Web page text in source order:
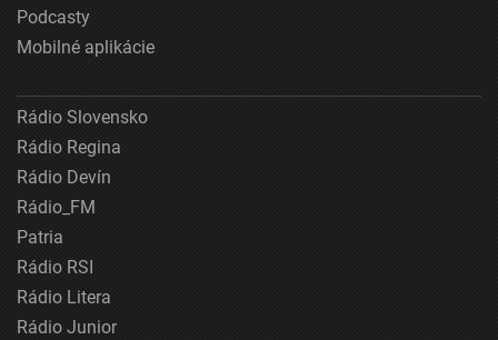
Podcasty
Mobilné aplikácie
Rádio Slovensko
Rádio Regina
Rádio Devín
Rádio_FM
Patria
Rádio RSI
Rádio Litera
Rádio Junior